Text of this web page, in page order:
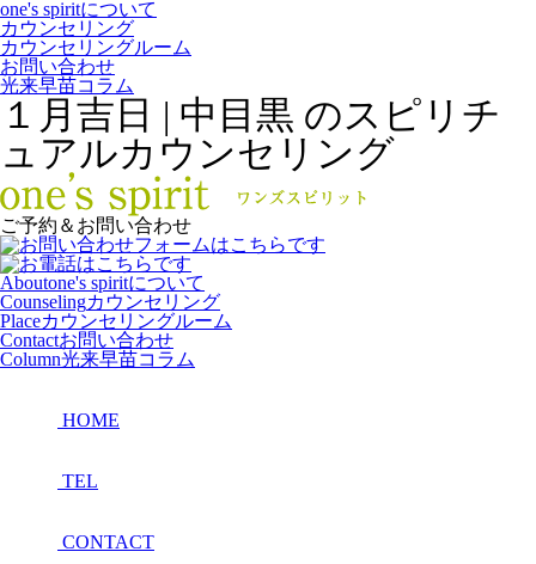
one's spiritについて
カウンセリング
カウンセリングルーム
お問い合わせ
光来早苗コラム
１月吉日 | 中目黒 のスピリチ
ュアルカウンセリング
ご予約＆お問い合わせ
Aboutone's spiritについて
Counselingカウンセリング
Placeカウンセリングルーム
Contactお問い合わせ
Column光来早苗コラム
HOME
TEL
CONTACT